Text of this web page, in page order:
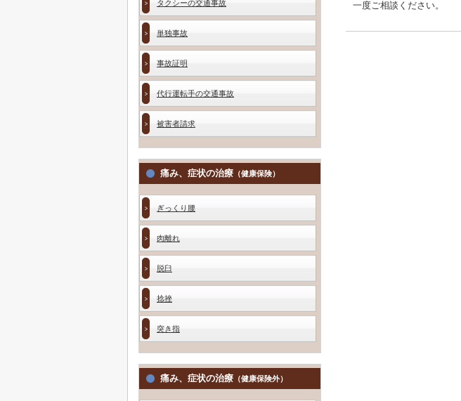
一度ご相談ください。
タクシーの交通事故
単独事故
事故証明
代行運転手の交通事故
被害者請求
痛み、症状の治療 （健康保険）
ぎっくり腰
肉離れ
脱臼
捻挫
突き指
痛み、症状の治療 （健康保険外）